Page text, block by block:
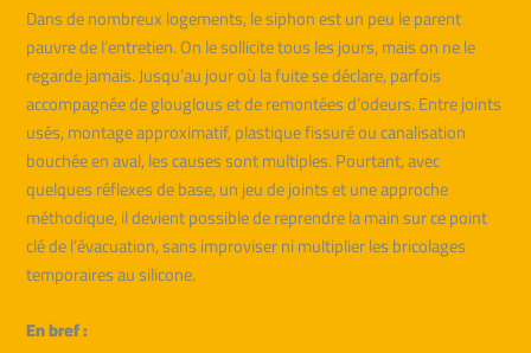
Dans de nombreux logements, le siphon est un peu le parent
pauvre de l’entretien. On le sollicite tous les jours, mais on ne le
regarde jamais. Jusqu’au jour où la fuite se déclare, parfois
accompagnée de glouglous et de remontées d’odeurs. Entre joints
usés, montage approximatif, plastique fissuré ou canalisation
bouchée en aval, les causes sont multiples. Pourtant, avec
quelques réflexes de base, un jeu de joints et une approche
méthodique, il devient possible de reprendre la main sur ce point
clé de l’évacuation, sans improviser ni multiplier les bricolages
temporaires au silicone.
En bref :